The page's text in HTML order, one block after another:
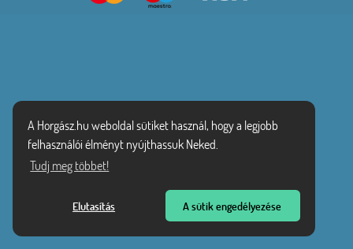
A Horgász.hu weboldal sütiket használ, hogy a legjobb
felhasználói élményt nyújthassuk Neked.
Tudj meg többet!
Elutasítás A sütik engedélyezése